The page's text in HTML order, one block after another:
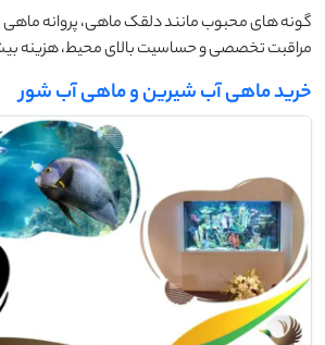
گونه های محبوب مانند دلقک ماهی، پروانه ماهی
مراقبت تخصصی و حساسیت بالای محیط، هزینه
خرید ماهی آب شیرین و ماهی آب شور